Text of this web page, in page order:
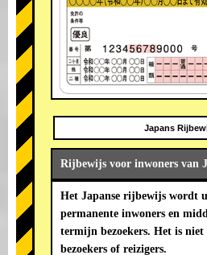
Japans
Rijbewijs voor inwoners van
Het Japanse rijbewijs wordt
permanente inwoners en
termijn bezoekers. Het is
bezoekers of reizigers.